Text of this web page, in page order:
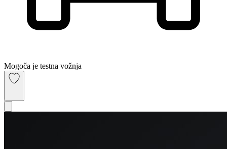
Mogoča je testna vožnja